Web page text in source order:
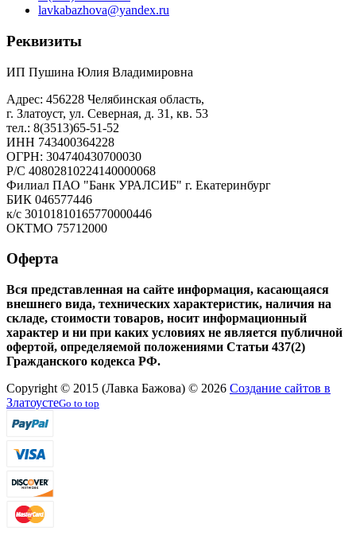
lavkabazhova@yandex.ru
Реквизиты
ИП Пушина Юлия Владимировна
Адрес: 456228 Челябинская область,
г. Златоуст, ул. Северная, д. 31, кв. 53
тел.: 8(3513)65-51-52
ИНН 743400364228
ОГРН: 304740430700030
Р/С 40802810224140000068
Филиал ПАО "Банк УРАЛСИБ" г. Екатеринбург
БИК 046577446
к/с 30101810165770000446
ОКТМО 75712000
Оферта
Вся представленная на сайте информация, касающаяся
внешнего вида, технических характеристик, наличия на
складе, стоимости товаров, носит информационный
характер и ни при каких условиях не является публичной
офертой, определяемой положениями Статьи 437(2)
Гражданского кодекса РФ.
Copyright © 2015 (Лавка Бажова) © 2026 Создание сайтов в
ЗлатоустеGo to top